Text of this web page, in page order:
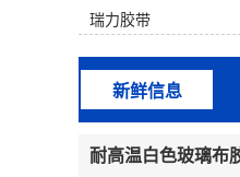
仍可能留胶。特氟龙
龙胶带）材质：白色/
光滑。耐温性：较高
300°C。特点：防粘
是不粘材料，因此几
胶。常用于热塑封口
烘焙模具、化工防粘
低，价格较贵。二、
瑞力胶带
新鲜信息
耐高温白色玻璃布